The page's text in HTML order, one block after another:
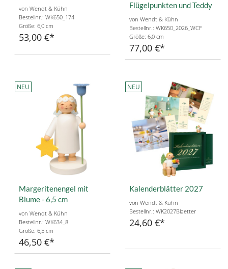
von Wendt & Kühn
Bestellnr.: WK650_174
Größe: 6,0 cm
53,00 €
Flügelpunkten und Teddy
von Wendt & Kühn
Bestellnr.: WK650_2026_WCF
Größe: 6,0 cm
77,00 €
NEU
Margeritenengel mit
Blume - 6,5 cm
von Wendt & Kühn
Bestellnr.: WK634_8
Größe: 6,5 cm
46,50 €
NEU
Kalenderblätter 2027
von Wendt & Kühn
Bestellnr.: WK2027Blaetter
24,60 €